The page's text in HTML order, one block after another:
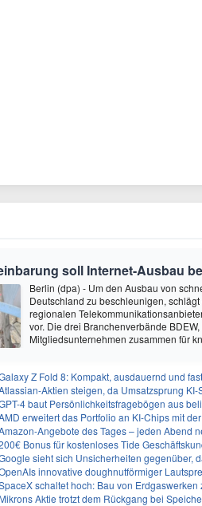
soll Internet-Ausbau
Berlin (dpa) - Um den Ausbau von
Deutschland zu beschleunigen,
regionalen
vor. Die drei Branchenverbände
Mitgliedsunternehmen zusammen für
Z Fold 8: Kompakt, ausdauernd und
Aktien steigen, da Umsatzsprung KI-
4 baut Persönlichkeitsfragebögen aus
erweitert das Portfolio an KI-Chips mit
Angebote des Tages – jeden Abend
Bonus für kostenloses Tide
sieht sich Unsicherheiten gegenüber, da
innovative doughnutförmiger Lautsprecher:
schaltet hoch: Bau von
Mikrons Aktie trotzt dem Rückgang bei